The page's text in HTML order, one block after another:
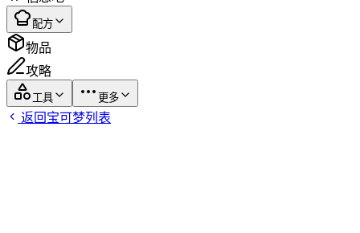
配方
物品
攻略
工具 更多
返回宝可梦列表